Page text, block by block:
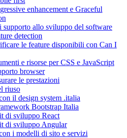
enhancement e Graceful
supporto allo sviluppo del software
detection
le feature disponibili con Can I
e risorse per CSS e JavaScript
browser
le prestazioni
riuso
il design system .italia
Bootstrap Italia
di sviluppo React
di sviluppo Angular
i modelli di sito e servizi